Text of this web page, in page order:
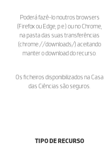
Poderá fazê-lo noutros browsers
(Firefox ou Edge, p.e.) ou no Chrome,
na pasta das suas transferências
(chrome://downloads/) aceitando
manter o download do recurso.
Os ficheiros disponibilizados na Casa
das Ciências são seguros.
TIPO DE RECURSO